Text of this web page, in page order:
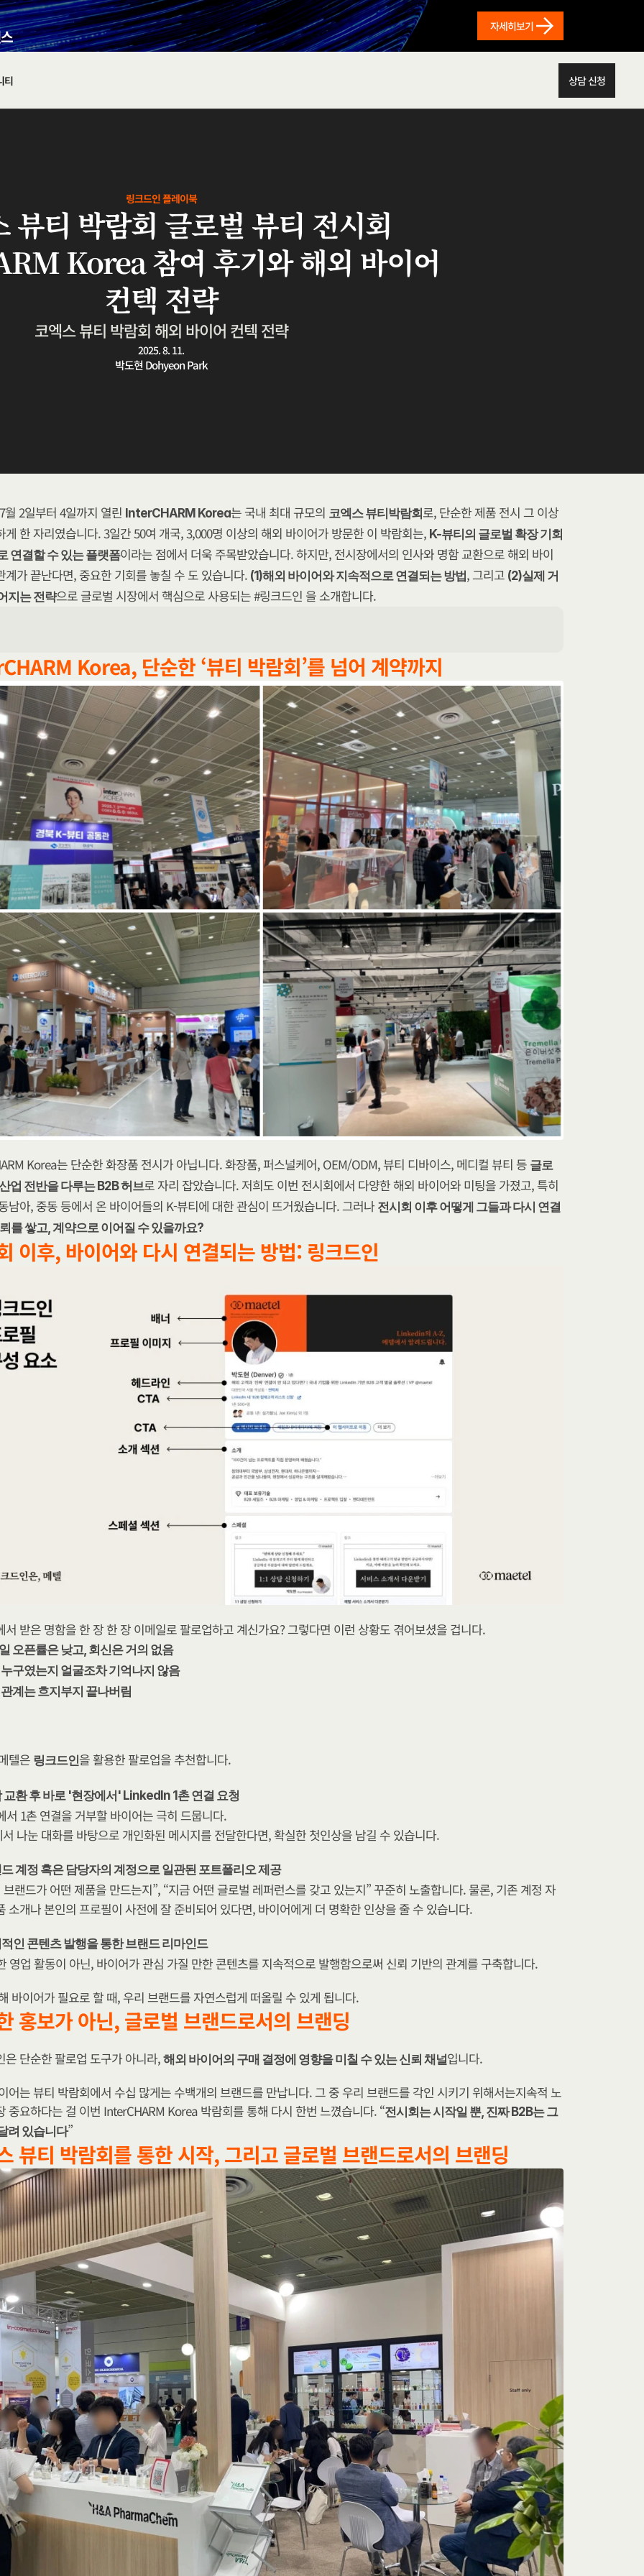
자세히보기
티 상담 신청
링크드인 플레이북
뷰티 박람회 글로벌 뷰티 전시회
Korea 참여 후기와 해외 바이어
컨텍 전략
코엑스 뷰티 박람회 해외 바이어 컨텍 전략
2025. 8. 11.
박도현 Dohyeon Park
월 2일부터 4일까지 열린 InterCHARM Korea는 국내 최대 규모의 코엑스 뷰티박람회 로, 단순한 제품 전시 그 이상
게 한 자리였습니다. 3일간 50여 개국, 3,000명 이상의 해외 바이어가 방문한 이 박람회는, K-뷰티의 글로벌 확장 기회
연결할 수 있는 플랫폼이라는 점에서 더욱 주목받았습니다. 하지만, 전시장에서의 인사와 명함 교환으로 해외 바이
계가 끝난다면, 중요한 기회를 놓칠 수 도 있습니다. (1)해외 바이어와 지속적으로 연결되는 방법 , 그리고 (2)실제 거
지는 전략으로 글로벌 시장에서 핵심으로 사용되는 #링크드인 을 소개합니다.
Korea, 단순한 ‘뷰티 박람회’를 넘어 계약까지
Korea는 단순한 화장품 전시가 아닙니다. 화장품, 퍼스널케어, OEM/ODM, 뷰티 디바이스, 메디컬 뷰티 등 글로
업 전반을 다루는 B2B 허브로 자리 잡았습니다. 저희도 이번 전시회에서 다양한 해외 바이어와 미팅을 가졌고, 특히
남아, 중동 등에서 온 바이어들의 K-뷰티에 대한 관심이 뜨거웠습니다. 그러나 전시회 이후 어떻게 그들과 다시 연결
를 쌓고, 계약으로 이어질 수 있을까요?
이후, 바이어와 다시 연결되는 방법: 링크드인
서 받은 명함을 한 장 한 장 이메일로 팔로업하고 계신가요? 그렇다면 이런 상황도 겪어보셨을 겁니다.
오픈률은 낮고, 회신은 거의 없음
구였는지 얼굴조차 기억나지 않음
계는 흐지부지 끝나버림
텔은 링크드인을 활용한 팔로업을 추천합니다.
교환 후 바로 '현장에서' LinkedIn 1촌 연결 요청
1촌 연결을 거부할 바이어는 극히 드뭅니다.
나눈 대화를 바탕으로 개인화된 메시지를 전달한다면, 확실한 첫인상을 남길 수 있습니다.
계정 혹은 담당자의 계정으로 일관된 포트폴리오 제공
랜드가 어떤 제품을 만드는지”, “지금 어떤 글로벌 레퍼런스를 갖고 있는지” 꾸준히 노출합니다. 물론, 기존 계정 자
소개나 본인의 프로필이 사전에 잘 준비되어 있다면, 바이어에게 더 명확한 인상을 줄 수 있습니다.
인 콘텐츠 발행을 통한 브랜드 리마인드
영업 활동이 아닌, 바이어가 관심 가질 만한 콘텐츠를 지속적으로 발행함으로써 신뢰 기반의 관계를 구축합니다.
바이어가 필요로 할 때, 우리 브랜드를 자연스럽게 떠올릴 수 있게 됩니다.
홍보가 아닌, 글로벌 브랜드로서의 브랜딩
은 단순한 팔로업 도구가 아니라, 해외 바이어의 구매 결정에 영향을 미칠 수 있는 신뢰 채널입니다.
어는 뷰티 박람회에서 수십 많게는 수백개의 브랜드를 만납니다. 그 중 우리 브랜드를 각인 시키기 위해서는지속적 노
중요하다는 걸 이번 InterCHARM Korea 박람회를 통해 다시 한번 느꼈습니다. “전시회는 시작일 뿐, 진짜 B2B는 그
려 있습니다”
뷰티 박람회를 통한 시작, 그리고 글로벌 브랜드로서의 브랜딩